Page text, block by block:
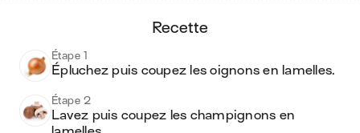
recette
Étape 1
Épluchez puis coupez les oignons en lamelles.
Étape 2
Lavez puis coupez les champignons en